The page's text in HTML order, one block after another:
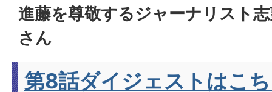
進藤を尊敬するジャーナリスト
さん
第8話ダイジェストはこ